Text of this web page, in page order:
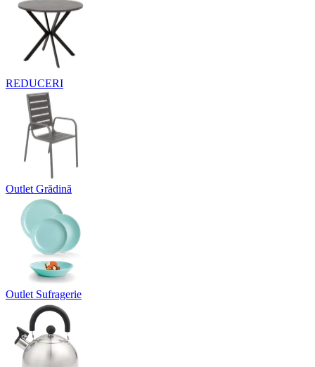
REDUCERI
Outlet Grădină
Outlet Sufragerie